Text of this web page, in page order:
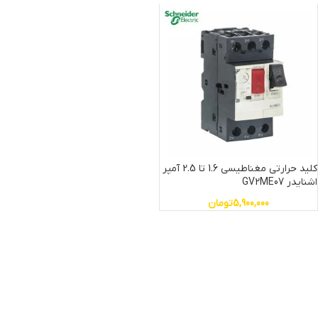
کلید حرارتی مغناطیسی 1.6 تا 2.5 آمپر
اشنایدر GV2ME07
5,900,000تومان